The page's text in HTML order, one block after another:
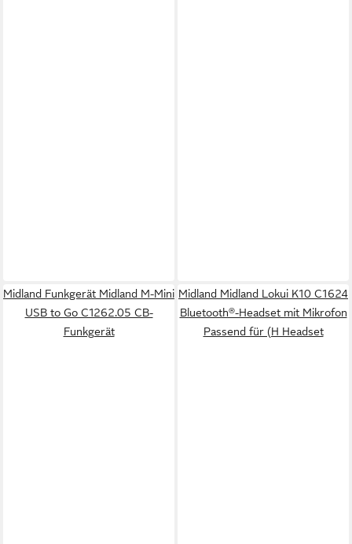
Midland Funkgerät Midland M-Mini
USB to Go C1262.05 CB-
Funkgerät
Midland Midland Lokui K10 C1624
Bluetooth®-Headset mit Mikrofon
Passend für (H Headset